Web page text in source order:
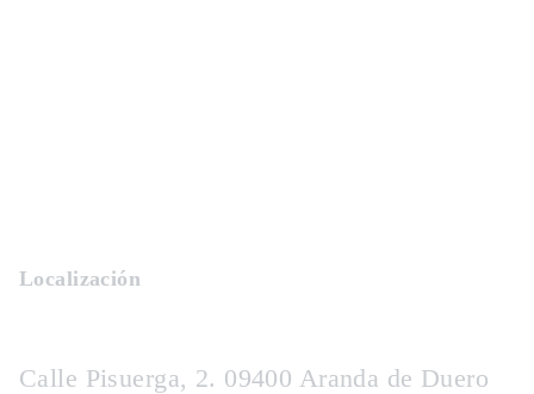
Localización
Calle Pisuerga, 2. 09400 Aranda de Duero